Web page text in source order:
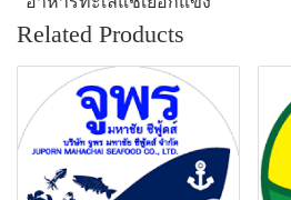
Related Products